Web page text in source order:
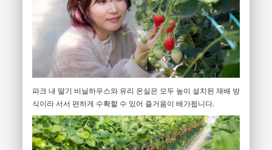
파크 내 딸기 비닐하우스와 유리 온실은 모두 높이 설치된 재배 방
식이라 서서 편하게 수확할 수 있어 즐거움이 배가됩니다.